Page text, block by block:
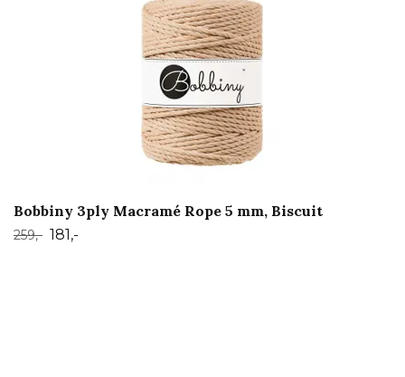
Bobbiny 3ply Macramé Rope 5 mm, Biscuit
259,- 181,-